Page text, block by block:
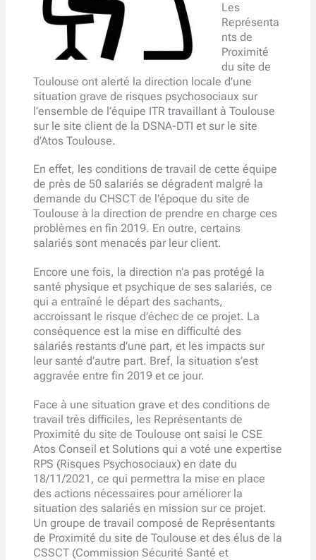
Les
Représenta
nts de
Proximité
du site de
Toulouse ont alerté la direction locale d’une
situation grave de risques psychosociaux sur
l’ensemble de l’équipe ITR travaillant à Toulouse
sur le site client de la DSNA-DTI et sur le site
d’Atos Toulouse.
En effet, les conditions de travail de cette équipe
de près de 50 salariés se dégradent malgré la
demande du CHSCT de l’époque du site de
Toulouse à la direction de prendre en charge ces
problèmes en fin 2019. En outre, certains
salariés sont menacés par leur client.
Encore une fois, la direction n’a pas protégé la
santé physique et psychique de ses salariés, ce
qui a entraîné le départ des sachants,
accroissant le risque d’échec de ce projet. La
conséquence est la mise en difficulté des
salariés restants d’une part, et les impacts sur
leur santé d’autre part. Bref, la situation s’est
aggravée entre fin 2019 et ce jour.
Face à une situation grave et des conditions de
travail très difficiles, les Représentants de
Proximité du site de Toulouse ont saisi le CSE
Atos Conseil et Solutions qui a voté une expertise
RPS (Risques Psychosociaux) en date du
18/11/2021, ce qui permettra la mise en place
des actions nécessaires pour améliorer la
situation des salariés en mission sur ce projet.
Un groupe de travail composé de Représentants
de Proximité du site de Toulouse et des élus de la
CSSCT (Commission Sécurité Santé et